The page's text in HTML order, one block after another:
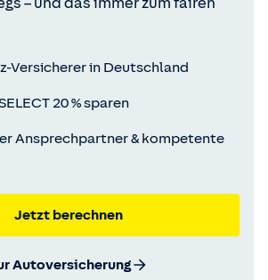
Versicherer in Deutschland
20 % sparen
Ansprechpartner & kompetente
Jetzt berechnen
Autoversicherung